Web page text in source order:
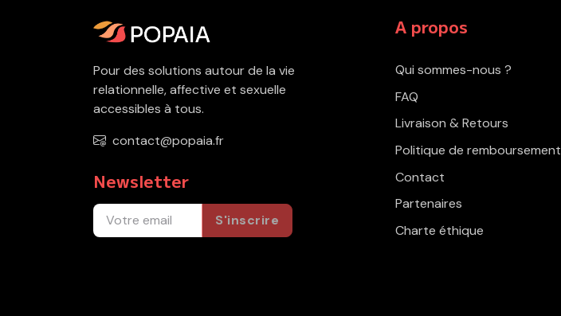
Pour des solutions autour de la vie
relationnelle, affective et sexuelle
accessibles à tous.
contact@popaia.fr
Newsletter
S'inscrire
A propos
Qui sommes-nous ?
FAQ
Livraison & Retours
Politique de remboursement
Contact
Partenaires
Charte éthique